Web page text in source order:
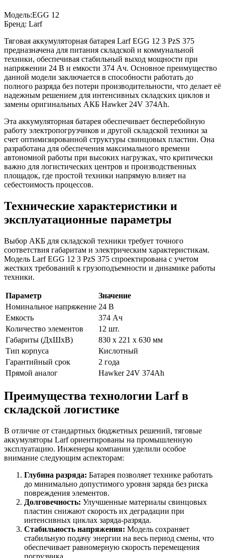
Модель:EGG 12
Бренд: Larf
Тяговая аккумуляторная батарея Larf EGG 12 3 PzS 375
предназначена для питания складской и коммунальной
техники, обеспечивая стабильный выход мощности при
напряжении 24 В и емкости 374 Ач. Основное преимущество
данной модели заключается в способности работать до
полного разряда без потери производительности, что делает её
надежным решением для интенсивных складских циклов и
замены оригинальных АКБ Hawker 24V 374Ah.
Эта аккумуляторная батарея обеспечивает бесперебойную
работу электропогрузчиков и другой складской техники за
счет оптимизированной структуры свинцовых пластин. Она
разработана для обеспечения максимального времени
автономной работы при высоких нагрузках, что критически
важно для логистических центров и производственных
площадок, где простой техники напрямую влияет на
себестоимость процессов.
Технические характеристики и
эксплуатационные параметры
Выбор АКБ для складской техники требует точного
соответствия габаритам и электрическим характеристикам.
Модель Larf EGG 12 3 PzS 375 спроектирована с учетом
жестких требований к грузоподъемности и динамике работы
техники.
Параметр
Значение
Номинальное напряжение 24 В
Емкость
374 Ач
Количество элементов
12 шт.
Габариты (ДхШхВ)
830 x 221 x 630 мм
Тип корпуса
Кислотный
Гарантийный срок
2 года
Прямой аналог
Hawker 24V 374Ah
Преимущества технологии Larf в
складской логистике
В отличие от стандартных бюджетных решений, тяговые
аккумуляторы Larf ориентированы на промышленную
эксплуатацию. Инженеры компании уделили особое
внимание следующим аспекторам:
Глубина разряда: Батарея позволяет технике работать
до минимально допустимого уровня заряда без риска
повреждения элементов.
Долговечность: Улучшенные материалы свинцовых
пластин снижают скорость их деградации при
интенсивных циклах заряда-разряда.
Стабильность напряжения: Модель сохраняет
стабильную подачу энергии на весь период смены, что
обеспечивает равномерную скорость перемещения
погрузчика.